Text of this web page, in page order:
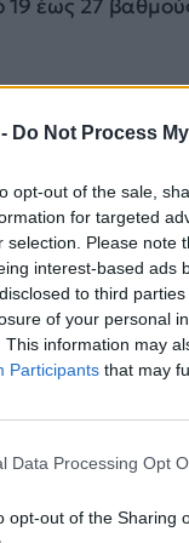
Do Not Process
opt-out of the sale,
for targeted
selection. Please note
interest-based ads
to third
of your personal
This information may
Participants that may
Data Processing Opt
opt-out of the Sharing
έως 27
με λίγες
2 με 4 μποφόρ.
νεφώσεις,
2 με 4 και στα
14 έως 28 και